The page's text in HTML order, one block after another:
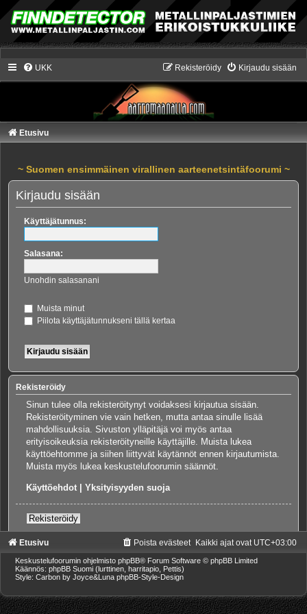
UKK Kirjaudu sisään
Rekisteröidy
Etusivu
~ Suomen ensimmäinen virallinen aarteenetsintäfoorumi ~
Kirjaudu sisään
Käyttäjätunnus:
Salasana:
Unohdin salasanani
Muista minut
Piilota käyttäjätunnukseni tällä kertaa
Rekisteröidy
Sinun tulee olla rekisteröitynyt voidaksesi kirjautua sisään.
Rekisteröityminen vie vain hetken, mutta antaa sinulle lisää
mahdollisuuksia. Sivuston ylläpitäjä voi myös antaa
erityisoikeuksia rekisteröityneille käyttäjille. Muista lukea
käyttöehtomme ja siihen liittyvät käytännöt ennen kirjautumista.
Muista myös lukea keskustelufoorumin säännöt.
Käyttöehdot| Yksityisyyden suoja
Rekisteröidy
Etusivu Kaikki ajat ovat UTC+03:00
Poista evästeet
Keskustelufoorumin ohjelmisto phpBB® Forum Software © phpBB Limited
Käännös: phpBB Suomi (lurttinen, harritapio, Pettis)
Style: Carbon by Joyce&Luna phpBB-Style-Design